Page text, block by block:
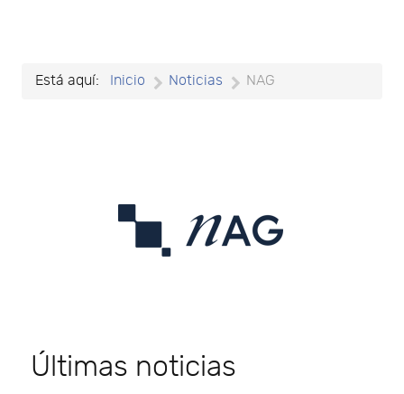
Está aquí: Inicio Noticias NAG
Últimas noticias